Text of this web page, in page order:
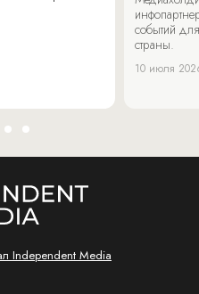
событий
страны.
10 июля
Independent Media